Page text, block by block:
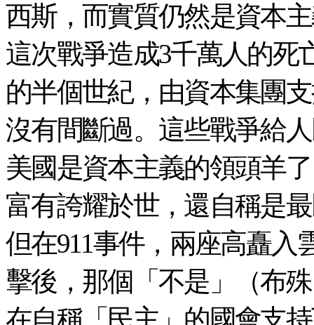
西斯，而實質仍然是資本
這次戰爭造成3千萬人的死
的半個世紀，由資本集團
沒有間斷過。這些戰爭給
美國是資本主義的領頭羊
富有誇耀於世，還自稱是
但在911事件，兩座高矗入
擊後，那個「不是」（布